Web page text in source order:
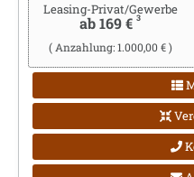
Leasing-Privat/Gewerbe
ab 169 € 3
( Anzahlung: 1.000,00 € )